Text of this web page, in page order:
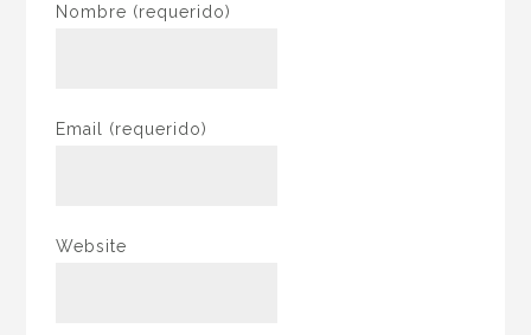
Nombre (requerido)
Email (requerido)
Website